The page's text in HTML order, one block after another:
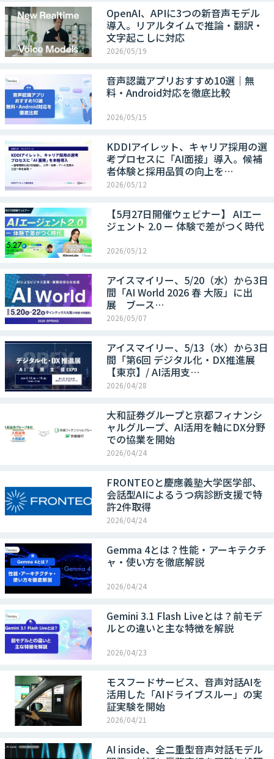
OpenAI、APIに3つの新音声モデル
導入。リアルタイムで推論・翻訳・
文字起こしに対応
2026/05/19
音声認識アプリおすすめ10選｜無
料・Android対応を徹底比較
2026/05/15
KDDIアイレット、キャリア採用の選
考プロセスに「AI面接」導入。候補
者体験と採用品質の向上を…
2026/05/12
【5月27日開催ウェビナー】 AIエー
ジェント 2.0 ー 体験で差がつく時代
2026/05/12
アイスマイリー、5/20（水）から3日
間「AI World 2026 春 大阪」に出
展 ブース…
2026/05/07
アイスマイリー、5/13（水）から3日
間「第6回 デジタル化・DX推進展
【東京】/ AI活用支…
2026/04/28
大和証券グループと京都フィナンシ
ャルグループ、AI活用を軸にDX分野
での協業を開始
2026/04/24
FRONTEOと慶應義塾大学医学部、
会話型AIによるうつ病診断支援で特
許2件取得
2026/04/24
Gemma 4とは？性能・アーキテクチ
ャ・使い方を徹底解説
2026/04/24
Gemini 3.1 Flash Liveとは？前モデ
ルとの違いと主な特徴を解説
2026/04/23
モスフードサービス、音声対話AIを
活用した「AIドライブスルー」の実
証実験を開始
2026/04/21
AI inside、全二重型音声対話モデル